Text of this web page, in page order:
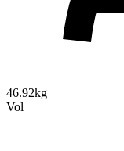
46.92kg
Vol